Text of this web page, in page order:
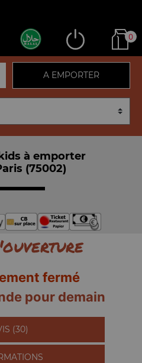
0
A EMPORTER
à emporter
(75002)
fermé
pour demain
(30)